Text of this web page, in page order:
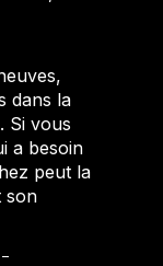
dans la
Si vous
a besoin
peut la
son